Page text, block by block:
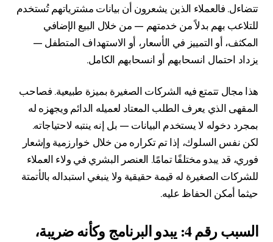
تتضاءل. فالعملاء الذين يشعرون أن بيانات مشترياتهم تُستخدم
للتلاعب بهم بدلاً من خدمتهم — من خلال البيع الإضافي
المكثف، أو التمييز في الأسعار، أو الاستهداف المتطفل —
يزداد احتمال انسحابهم أو انسحابهم الكامل.
هذا مجال تتمتع فيه الشركات الصغيرة بميزة طبيعية. فصاحب
المقهى الذي يعرف الطلب المعتاد لعميله الدائم ويجهزه له
بمجرد دخوله لا يستخدم البيانات — بل إنه ينتبه لاحتياجاته.
لكن نفس السلوك، إذا تم تكراره من خلال خوارزمية وإشعار
فوري، قد يبدو مختلفًا تمامًا. العنصر البشري في ولاء العملاء
للشركات الصغيرة له قيمة حقيقية ولا ينبغي استبداله بالأتمتة
حيثما أمكن الحفاظ عليه.
السبب رقم 4: يبدو البرنامج وكأنه ضريبة،